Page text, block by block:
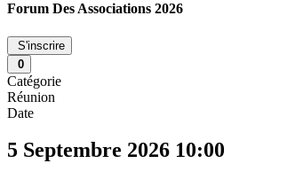
Forum Des Associations 2026
S'inscrire
0
Catégorie
Réunion
Date
5 Septembre 2026 10:00